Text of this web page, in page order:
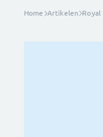
Home Artikelen